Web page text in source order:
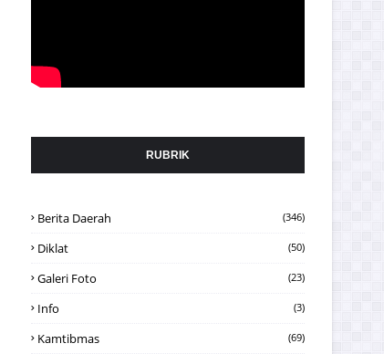
RUBRIK
Berita Daerah (346)
Diklat (50)
Galeri Foto (23)
Info (3)
Kamtibmas (69)